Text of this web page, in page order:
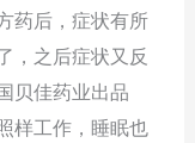
药后，症状有所
，之后症状又反
贝佳药业出品
样工作，睡眠也